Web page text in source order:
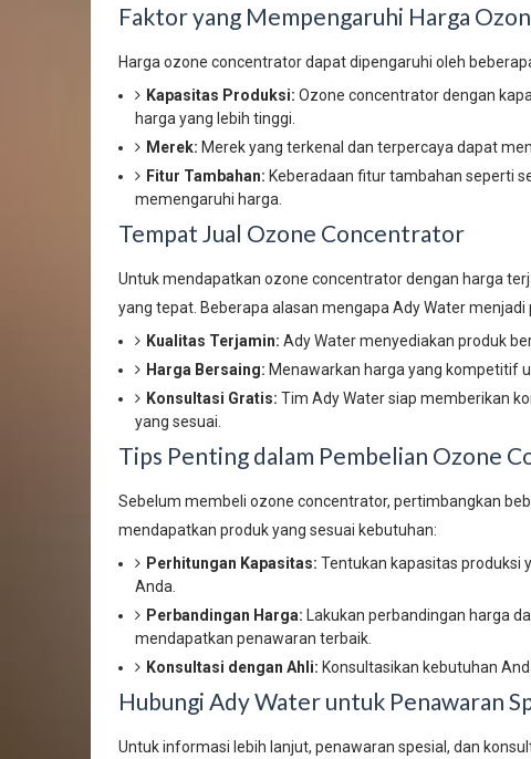
Faktor yang Mempengaruhi Harga
Harga ozone concentrator dapat dipengaruhi oleh
Kapasitas Produksi: Ozone concentrator dengan
harga yang lebih tinggi.
Merek: Merek yang terkenal dan terpercaya dapat
Fitur Tambahan: Keberadaan fitur tambahan seperti
memengaruhi harga.
Tempat Jual Ozone Concentrator
Untuk mendapatkan ozone concentrator dengan harga
yang tepat. Beberapa alasan mengapa Ady Water
Kualitas Terjamin: Ady Water menyediakan produk
Harga Bersaing: Menawarkan harga yang kompetitif
Konsultasi Gratis: Tim Ady Water siap memberikan
yang sesuai.
Tips Penting dalam Pembelian Ozone
Sebelum membeli ozone concentrator, pertimbangkan
mendapatkan produk yang sesuai kebutuhan:
Perhitungan Kapasitas: Tentukan kapasitas produksi
Anda.
Perbandingan Harga: Lakukan perbandingan harga
mendapatkan penawaran terbaik.
Konsultasi dengan Ahli: Konsultasikan kebutuhan
Hubungi Ady Water untuk Penawaran
Untuk informasi lebih lanjut, penawaran spesial, dan